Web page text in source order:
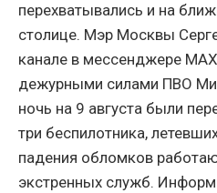
перехватывались и на
столице. Мэр Москвы
канале в мессенджере
дежурными силами ПВО
ночь на 9 августа были
три беспилотника,
падения обломков
экстренных служб.